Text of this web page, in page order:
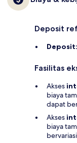
Deposit
Deposit:
Fasilitas
Akses
biaya
dapat
Akses
biaya